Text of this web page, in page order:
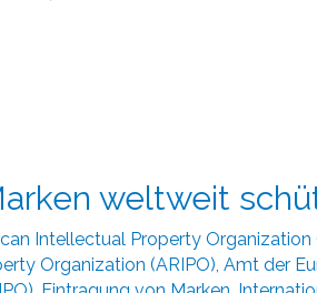
weltweit
Intellectual Property Organization
Organization (ARIPO), Amt der